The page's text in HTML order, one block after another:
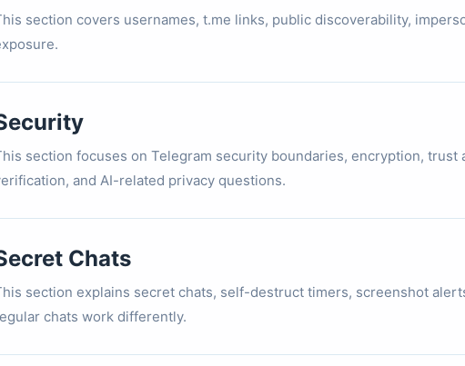
section covers usernames, t.me links, public discoverability,
section focuses on Telegram security boundaries, encryption, trust
and AI-related privacy questions.
Chats
section explains secret chats, self-destruct timers, screenshot
chats work differently.